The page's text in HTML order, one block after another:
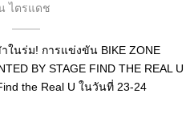
ไตรแดช
นร่ม! การแข่งขัน BIKE ZONE
BY STAGE FIND THE REAL U
the Real U ในวันที่ 23-24